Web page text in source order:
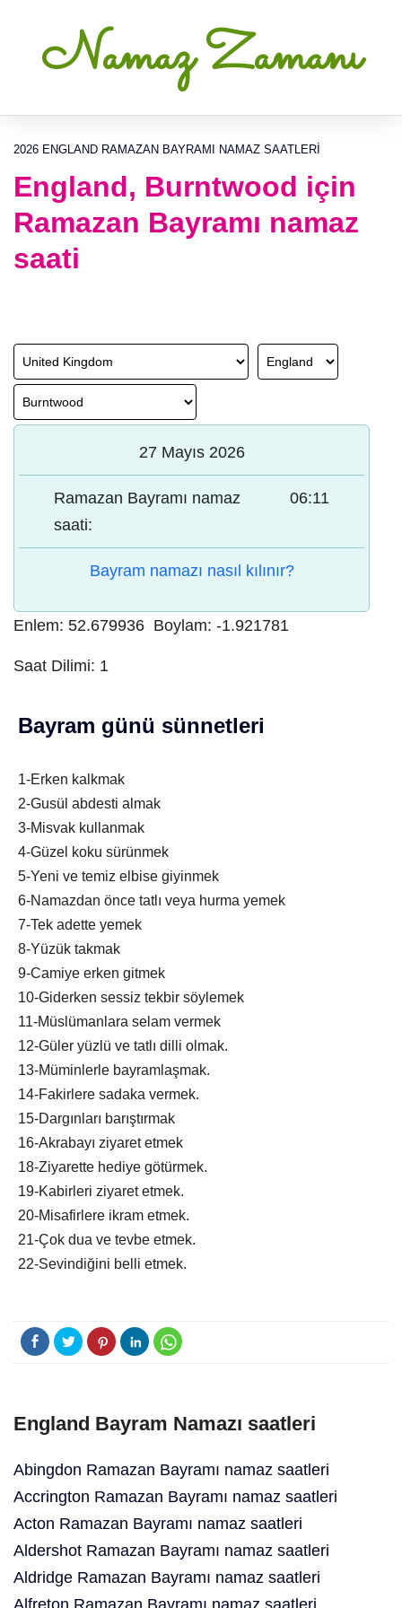
Namaz Zamanı
2026 ENGLAND RAMAZAN BAYRAMI NAMAZ SAATLERI
England, Burntwood için
Ramazan Bayramı namaz
saati
27 Mayıs 2026
Ramazan Bayramı namaz
saati:
06:11
Bayram namazı nasıl kılınır?
Enlem: 52.679936 Boylam: -1.921781
Saat Dilimi: 1
Bayram günü sünnetleri
1-Erken kalkmak
2-Gusül abdesti almak
3-Misvak kullanmak
4-Güzel koku sürünmek
5-Yeni ve temiz elbise giyinmek
6-Namazdan önce tatlı veya hurma yemek
7-Tek adette yemek
8-Yüzük takmak
9-Camiye erken gitmek
10-Giderken sessiz tekbir söylemek
11-Müslümanlara selam vermek
12-Güler yüzlü ve tatlı dilli olmak.
13-Müminlerle bayramlaşmak.
14-Fakirlere sadaka vermek.
15-Dargınları barıştırmak
16-Akrabayı ziyaret etmek
18-Ziyarette hediye götürmek.
19-Kabirleri ziyaret etmek.
20-Misafirlere ikram etmek.
21-Çok dua ve tevbe etmek.
22-Sevindiğini belli etmek.
England Bayram Namazı saatleri
Abingdon Ramazan Bayramı namaz saatleri
Accrington Ramazan Bayramı namaz saatleri
Acton Ramazan Bayramı namaz saatleri
Aldershot Ramazan Bayramı namaz saatleri
Aldridge Ramazan Bayramı namaz saatleri
Alfreton Ramazan Bayramı namaz saatleri